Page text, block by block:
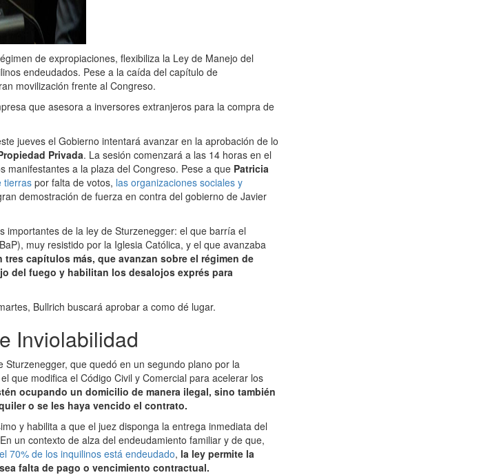
de expropiaciones, flexibiliza la Ley de Manejo del
endeudados. Pese a la caída del capítulo de
movilización frente al Congreso.
que asesora a inversores extranjeros para la compra de
jueves el Gobierno intentará avanzar en la aprobación de lo
Privada. La sesión comenzará a las 14 horas en el
manifestantes a la plaza del Congreso. Pese a que Patricia
tierras por falta de votos, las organizaciones sociales y
demostración de fuerza en contra del gobierno de Javier
importantes de la ley de Sturzenegger: el que barría el
muy resistido por la Iglesia Católica, y el que avanzaba
tres capítulos más, que avanzan sobre el régimen de
del fuego y habilitan los desalojos exprés para
Bullrich buscará aprobar a como dé lugar.
Inviolabilidad
que quedó en un segundo plano por la
que modifica el Código Civil y Comercial para acelerar los
ocupando un domicilio de manera ilegal, sino también
o se les haya vencido el contrato.
y habilita a que el juez disponga la entrega inmediata del
un contexto de alza del endeudamiento familiar y de que,
70% de los inquilinos está endeudado, la ley permite la
falta de pago o vencimiento contractual.